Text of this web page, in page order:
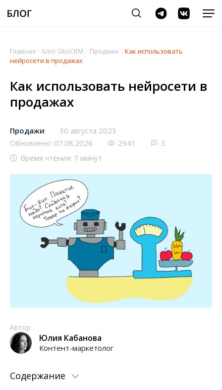
Главная Блог OkoCRM Продажи
Как использовать
нейросети в продажах
Как использовать нейросети в
продажах
Продажи
30 августа 2023
Обновлено: 07.08.2026
2941
3
Время чтения: 7 минут
Автор
Юлия Кабанова
Контент-маркетолог
Содержание